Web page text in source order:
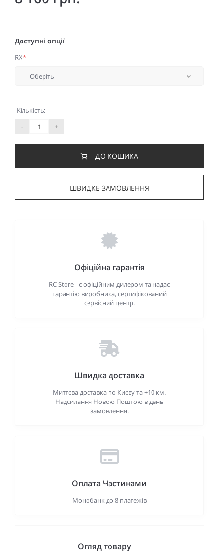
Доступні опції
RX*
Кількість:
-
+
ДО КОШИКА
ШВИДКЕ ЗАМОВЛЕННЯ
Офіційна гарантія
RC Store - є офіційним дилером та надає
гарантію виробника, сертифікований
сервісний центр.
Швидка доставка
Миттєва доставка по Києву та +10 км.
Надсилання Новою Поштою в день
замовлення.
Оплата Частинами
Монобанк до 8 платежів
Огляд товару